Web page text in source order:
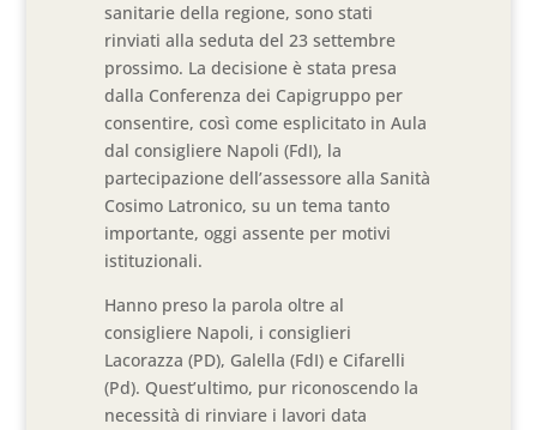
sanitarie della regione, sono stati
rinviati alla seduta del 23 settembre
prossimo. La decisione è stata presa
dalla Conferenza dei Capigruppo per
consentire, così come esplicitato in Aula
dal consigliere Napoli (FdI), la
partecipazione dell’assessore alla Sanità
Cosimo Latronico, su un tema tanto
importante, oggi assente per motivi
istituzionali.
Hanno preso la parola oltre al
consigliere Napoli, i consiglieri
Lacorazza (PD), Galella (FdI) e Cifarelli
(Pd). Quest’ultimo, pur riconoscendo la
necessità di rinviare i lavori data